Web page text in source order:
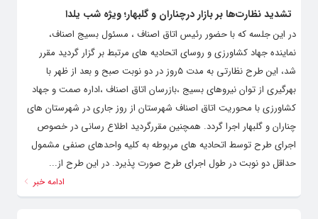
تشدید نظارت‌ها بر بازار درچناران و گلبهار؛ ویژه شب یلدا
در این جلسه که با حضور رئیس اتاق اصناف ، مسئول بسیج اصناف،
نماینده جهاد کشاورزی و روسای اتحادیه های مرتبط بر گزار گردید مقرر
شد، این طرح نظارتی به مدت ۵روز در دو نوبت صبح و بعد از ظهر با
بهرگیری از توان نیروهای بسیج ،بازرسان اتاق اصناف ،اداره صمت و جهاد
کشاورزی با محوریت اتاق اصناف شهرستان از روز جاری در شهرستان های
چناران و گلبهار اجرا گردد. همچنین مقررگردید اطلاع رسانی در خصوص
اجرای طرح توسط اتحادیه های مربوطه به کلیه واحدهای صنفی مشمول
حداقل دو نوبت در طول اجرای طرح صورت پذیرد. در این طرح از...
ادامه خبر